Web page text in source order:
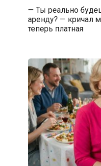
— Ты реально
аренду? — кричал
теперь платная